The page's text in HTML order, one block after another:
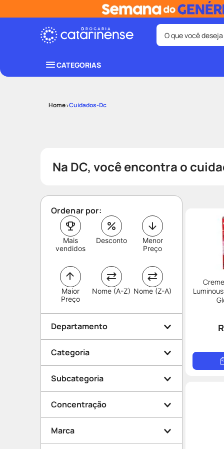
O que você deseja
CATEGORIAS
Cuidados-Dc
Na DC, você encontra o
Ordenar por:
Mais
vendidos
Desconto
Maior
Preço
Menor
Preço
Nome (A-Z) Nome (Z-A)
Departamento
Medicamentos
Beleza e Proteção
Higiene
Mamãe e Bebê
Saúde e Bem Estar
Categoria
Cabelo
Vitaminas e Suplementos
Higiene bucal
Rosto
Subcategoria
Limpeza
Sedativo
Concentração
150mg
Marca